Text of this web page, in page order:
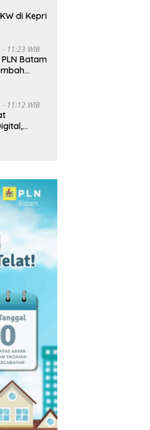
di Kepri
11:23 WIB
PLN Batam
11:12 WIB